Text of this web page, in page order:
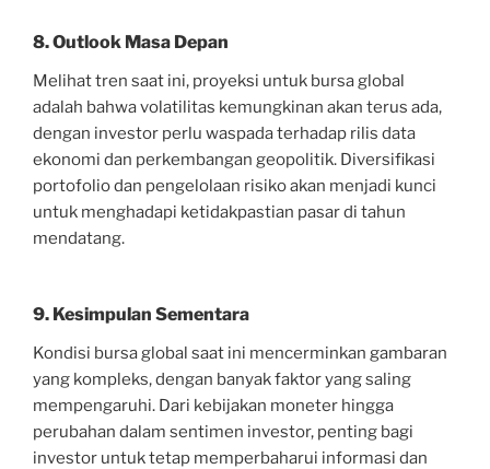
8. Outlook Masa Depan
Melihat tren saat ini, proyeksi untuk bursa global
adalah bahwa volatilitas kemungkinan akan terus ada,
dengan investor perlu waspada terhadap rilis data
ekonomi dan perkembangan geopolitik. Diversifikasi
portofolio dan pengelolaan risiko akan menjadi kunci
untuk menghadapi ketidakpastian pasar di tahun
mendatang.
9. Kesimpulan Sementara
Kondisi bursa global saat ini mencerminkan gambaran
yang kompleks, dengan banyak faktor yang saling
mempengaruhi. Dari kebijakan moneter hingga
perubahan dalam sentimen investor, penting bagi
investor untuk tetap memperbaharui informasi dan